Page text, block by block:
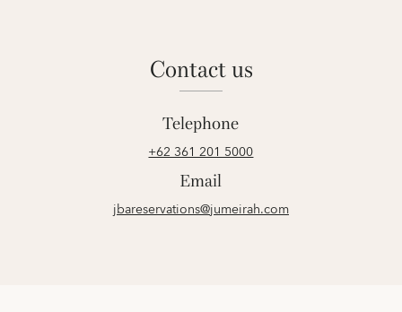
contact us
Telephone
+62 361 201 5000
Email
jbareservations@jumeirah.com